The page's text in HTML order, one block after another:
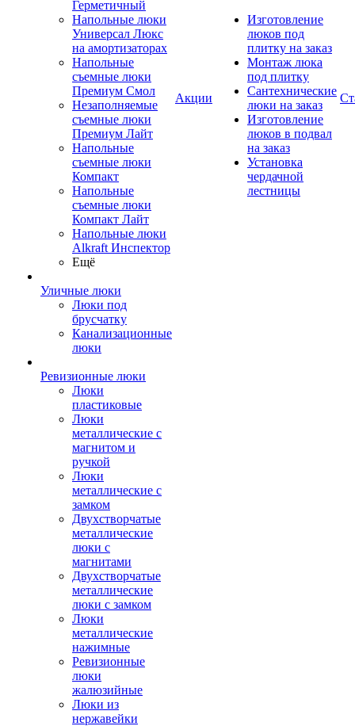
Герметичный
Напольные люки
Универсал Люкс
на амортизаторах
Напольные
съемные люки
Премиум Смол
Незаполняемые
съемные люки
Премиум Лайт
Напольные
съемные люки
Компакт
Напольные
съемные люки
Компакт Лайт
Напольные люки
Alkraft Инспектор
Ещё
Уличные люки
Люки под
брусчатку
Канализационные
люки
Ревизионные люки
Люки
пластиковые
Люки
металлические с
магнитом и
ручкой
Люки
металлические с
замком
Двухстворчатые
металлические
люки с
магнитами
Двухстворчатые
металлические
люки с замком
Люки
металлические
нажимные
Ревизионные
люки
жалюзийные
Люки из
нержавейки
Акции
Изготовление
люков под
плитку на заказ
Монтаж люка
под плитку
Сантехнические
люки на заказ
Изготовление
люков в подвал
на заказ
Установка
чердачной
лестницы